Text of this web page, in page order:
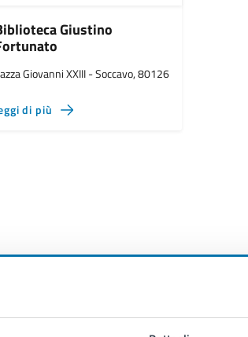
Giustino
Giovanni XXIII - Soccavo, 80126
di più